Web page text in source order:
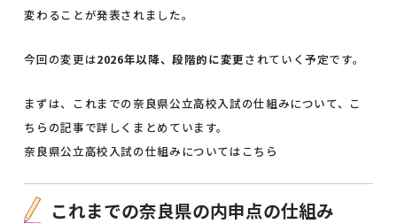
変わることが発表されました。
今回の変更は2026年以降、段階的に変更されていく予定です。
まずは、これまでの奈良県公立高校入試の仕組みについて、こ
ちらの記事で詳しくまとめています。
奈良県公立高校入試の仕組みについてはこちら
これまでの奈良県の内申点の仕組み